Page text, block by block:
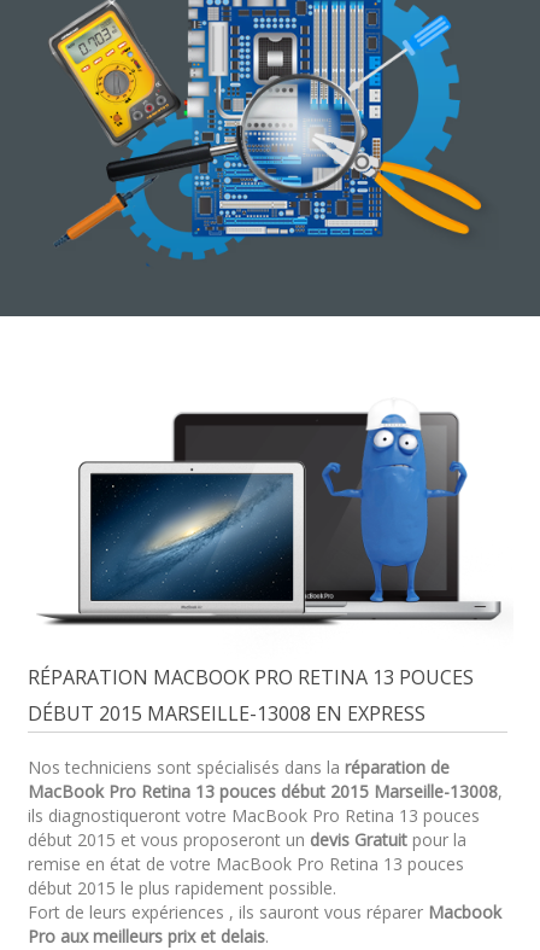
RÉPARATION MACBOOK PRO RETINA 13 POUCES
DÉBUT 2015 MARSEILLE-13008 EN EXPRESS
Nos techniciens sont spécialisés dans la réparation de
MacBook Pro Retina 13 pouces début 2015 Marseille-13008,
ils diagnostiqueront votre MacBook Pro Retina 13 pouces
début 2015 et vous proposeront un devis Gratuitpour la
remise en état de votre MacBook Pro Retina 13 pouces
début 2015 le plus rapidement possible.
Fort de leurs expériences , ils sauront vous réparer Macbook
Pro aux meilleurs prix et delais.